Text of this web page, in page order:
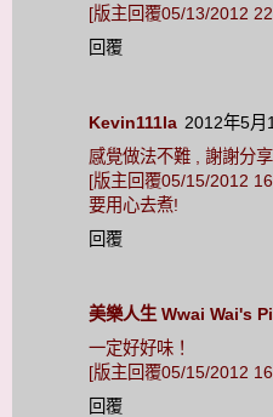
[版主回覆05/13/2012
回覆
Kevin111la 2012年5月
感覺做法不難 , 謝謝分
[版主回覆05/15/2012
要用心去煮!
回覆
美樂人生 Wwai Wai's
一定好好味！
[版主回覆05/15/2012
回覆